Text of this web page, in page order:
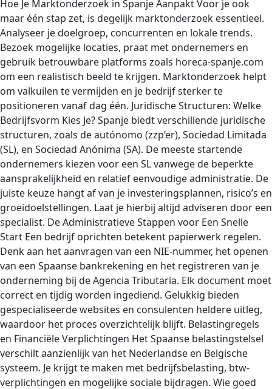
Hoe Je Marktonderzoek in Spanje Aanpakt Voor je ook
maar één stap zet, is degelijk marktonderzoek essentieel.
Analyseer je doelgroep, concurrenten en lokale trends.
Bezoek mogelijke locaties, praat met ondernemers en
gebruik betrouwbare platforms zoals horeca-spanje.com
om een realistisch beeld te krijgen. Marktonderzoek helpt
om valkuilen te vermijden en je bedrijf sterker te
positioneren vanaf dag één. Juridische Structuren: Welke
Bedrijfsvorm Kies Je? Spanje biedt verschillende juridische
structuren, zoals de autónomo (zzp’er), Sociedad Limitada
(SL), en Sociedad Anónima (SA). De meeste startende
ondernemers kiezen voor een SL vanwege de beperkte
aansprakelijkheid en relatief eenvoudige administratie. De
juiste keuze hangt af van je investeringsplannen, risico’s en
groeidoelstellingen. Laat je hierbij altijd adviseren door een
specialist. De Administratieve Stappen voor Een Snelle
Start Een bedrijf oprichten betekent papierwerk regelen.
Denk aan het aanvragen van een NIE-nummer, het openen
van een Spaanse bankrekening en het registreren van je
onderneming bij de Agencia Tributaria. Elk document moet
correct en tijdig worden ingediend. Gelukkig bieden
gespecialiseerde websites en consulenten heldere uitleg,
waardoor het proces overzichtelijk blijft. Belastingregels
en Financiële Verplichtingen Het Spaanse belastingstelsel
verschilt aanzienlijk van het Nederlandse en Belgische
systeem. Je krijgt te maken met bedrijfsbelasting, btw-
verplichtingen en mogelijke sociale bijdragen. Wie goed